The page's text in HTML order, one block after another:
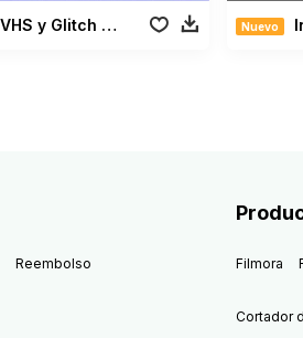
Efecto de VHS y Glitch Vol 02 Nuevo
Reembolso Filmora
Cortador